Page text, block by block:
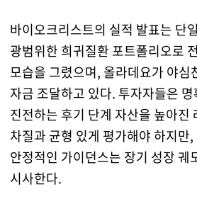
바이오크리스트의 실적 발표는 단
광범위한 희귀질환 포트폴리오로
모습을 그렸으며, 올라데요가 야심
자금 조달하고 있다. 투자자들은
진전하는 후기 단계 자산을 높아진
차질과 균형 있게 평가해야 하지만
안정적인 가이던스는 장기 성장 궤
시사한다.